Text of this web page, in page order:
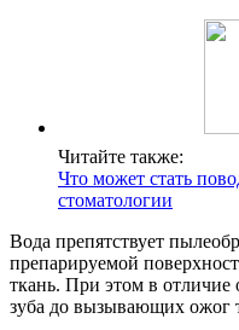
Читайте также:
Что может стать
стоматологии
Вода препятствует
препарируемой
ткань. При этом в отличие
зуба до вызывающих ожог